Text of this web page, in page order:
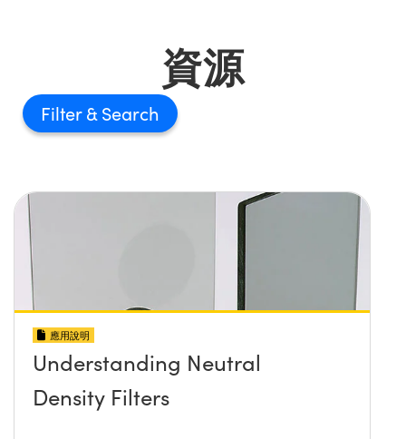
資源
Filter
應用說明
Understanding Neutral
Density Filters